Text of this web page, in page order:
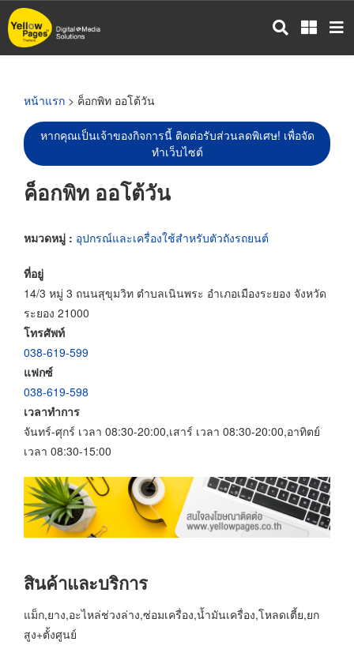
ข้าม
ไป
หน้าแรก > ค็อกพิท ออโต้วัน
หากคุณเป็นเจ้าของกิจการนี้ ติดต่อรับส่วนลดพิเศษ! เพื่อจัด
ทำเว็บไซต์
ค็อกพิท ออโต้วัน
หมวดหมู่ : อุปกรณ์และเครื่องใช้สำหรับตัวถังรถยนต์
ที่อยู่
14/3 หมู่ 3 ถนนสุขุมวิท ตำบลเนินพระ อำเภอเมืองระยอง จังหวัด
ระยอง 21000
โทรศัพท์
038-619-599
แฟกซ์
038-619-598
เวลาทำการ
จันทร์-ศุกร์ เวลา 08:30-20:00,เสาร์ เวลา 08:30-20:00,อาทิตย์
เวลา 08:30-15:00
สินค้าและบริการ
แม็ก,ยาง,อะไหล่ช่วงล่าง,ซ่อมเครื่อง,น้ำมันเครื่อง,โหลดเตี้ย,ยก
สูง+ตั้งศูนย์